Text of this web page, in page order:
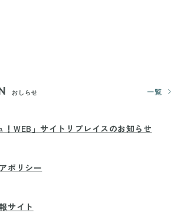
おしらせ
一覧
！WEB」サイトリプレイスのお知らせ
ポリシー
サイト